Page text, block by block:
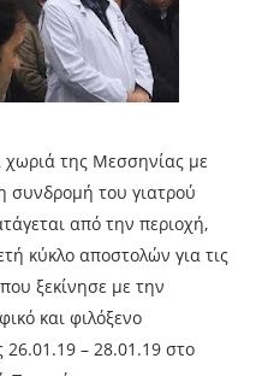
της Μεσσηνίας με
συνδρομή του γιατρού
από την περιοχή,
κύκλο αποστολών για τις
ξεκίνησε με την
και φιλόξενο
26.01.19 – 28.01.19 στο